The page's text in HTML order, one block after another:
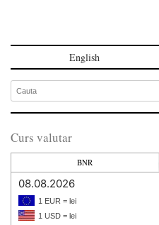
English
Curs valutar
BNR
08.08.2026
1 EUR = lei
1 USD = lei